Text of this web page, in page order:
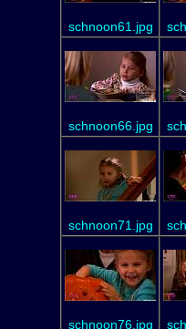
schnoon61.jpg
schnoon66.jpg
schnoon71.jpg
schnoon76.jpg